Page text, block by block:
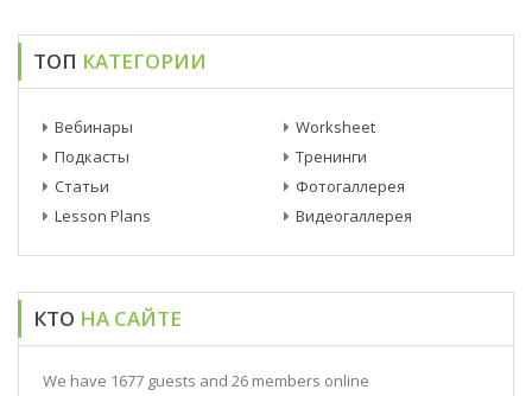
ТОП КАТЕГОРИИ
Вебинары
Подкасты
Статьи
Lesson Plans
Worksheet
Тренинги
Фотогаллерея
Видеогаллерея
КТО НА САЙТЕ
We have 1677 guests and 26 members online